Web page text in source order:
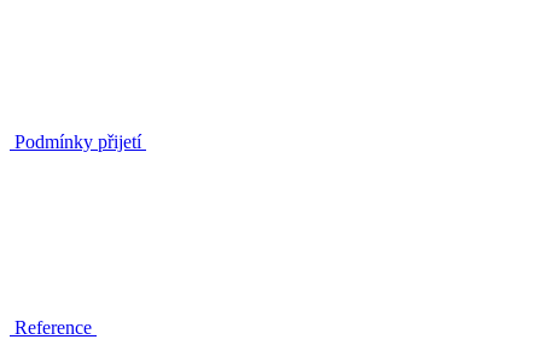
Podmínky přijetí
Reference